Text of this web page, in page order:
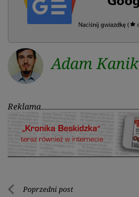
Adam Kanik
Reklama
Nawigacja
Poprzedni post